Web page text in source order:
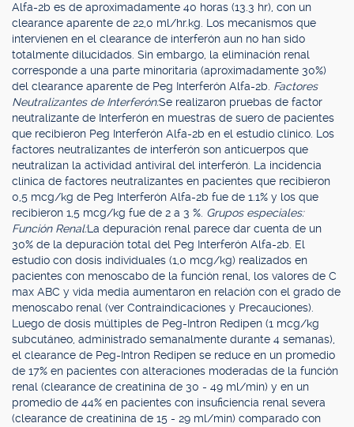
Alfa-2b es de aproximadamente 40 horas (13.3 hr), con un
clearance aparente de 22,0 ml/hr.kg. Los mecanismos que
intervienen en el clearance de interferón aun no han sido
totalmente dilucidados. Sin embargo, la eliminación renal
corresponde a una parte minoritaria (aproximadamente 30%)
del clearance aparente de Peg Interferón Alfa-2b. Factores
Neutralizantes de Interferón:Se realizaron pruebas de factor
neutralizante de Interferón en muestras de suero de pacientes
que recibieron Peg Interferón Alfa-2b en el estudio clínico. Los
factores neutralizantes de interferón son anticuerpos que
neutralizan la actividad antiviral del interferón. La incidencia
clínica de factores neutralizantes en pacientes que recibieron
0,5 mcg/kg de Peg Interferón Alfa-2b fue de 1.1% y los que
recibieron 1,5 mcg/kg fue de 2 a 3 %. Grupos especiales:
Función Renal:La depuración renal parece dar cuenta de un
30% de la depuración total del Peg Interferón Alfa-2b. El
estudio con dosis individuales (1,0 mcg/kg) realizados en
pacientes con menoscabo de la función renal, los valores de C
max ABC y vida media aumentaron en relación con el grado de
menoscabo renal (ver Contraindicaciones y Precauciones).
Luego de dosis múltiples de Peg-Intron Redipen (1 mcg/kg
subcutáneo, administrado semanalmente durante 4 semanas),
el clearance de Peg-Intron Redipen se reduce en un promedio
de 17% en pacientes con alteraciones moderadas de la función
renal (clearance de creatinina de 30 - 49 ml/min) y en un
promedio de 44% en pacientes con insuficiencia renal severa
(clearance de creatinina de 15 - 29 ml/min) comparado con